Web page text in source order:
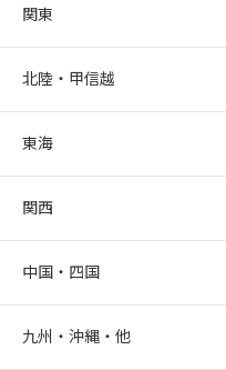
関東
北陸・甲信越
東海
関西
中国・四国
九州・沖縄・他